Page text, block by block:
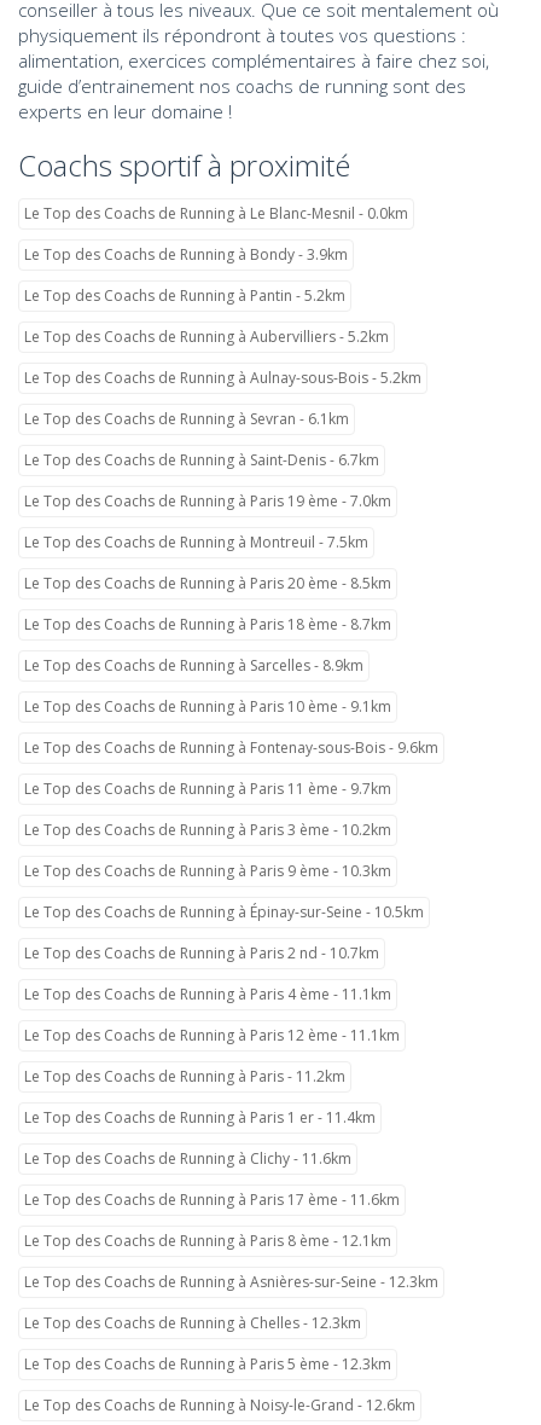
conseiller à tous les niveaux. Que ce soit mentalement où
physiquement ils répondront à toutes vos questions :
alimentation, exercices complémentaires à faire chez soi,
guide d’entrainement nos coachs de running sont des
experts en leur domaine !
Coachs sportif à proximité
Le Top des Coachs de Running à Le Blanc-Mesnil - 0.0km
Le Top des Coachs de Running à Bondy - 3.9km
Le Top des Coachs de Running à Pantin - 5.2km
Le Top des Coachs de Running à Aubervilliers - 5.2km
Le Top des Coachs de Running à Aulnay-sous-Bois - 5.2km
Le Top des Coachs de Running à Sevran - 6.1km
Le Top des Coachs de Running à Saint-Denis - 6.7km
Le Top des Coachs de Running à Paris 19 ème - 7.0km
Le Top des Coachs de Running à Montreuil - 7.5km
Le Top des Coachs de Running à Paris 20 ème - 8.5km
Le Top des Coachs de Running à Paris 18 ème - 8.7km
Le Top des Coachs de Running à Sarcelles - 8.9km
Le Top des Coachs de Running à Paris 10 ème - 9.1km
Le Top des Coachs de Running à Fontenay-sous-Bois - 9.6km
Le Top des Coachs de Running à Paris 11 ème - 9.7km
Le Top des Coachs de Running à Paris 3 ème - 10.2km
Le Top des Coachs de Running à Paris 9 ème - 10.3km
Le Top des Coachs de Running à Épinay-sur-Seine - 10.5km
Le Top des Coachs de Running à Paris 2 nd - 10.7km
Le Top des Coachs de Running à Paris 4 ème - 11.1km
Le Top des Coachs de Running à Paris 12 ème - 11.1km
Le Top des Coachs de Running à Paris - 11.2km
Le Top des Coachs de Running à Paris 1 er - 11.4km
Le Top des Coachs de Running à Clichy - 11.6km
Le Top des Coachs de Running à Paris 17 ème - 11.6km
Le Top des Coachs de Running à Paris 8 ème - 12.1km
Le Top des Coachs de Running à Asnières-sur-Seine - 12.3km
Le Top des Coachs de Running à Chelles - 12.3km
Le Top des Coachs de Running à Paris 5 ème - 12.3km
Le Top des Coachs de Running à Noisy-le-Grand - 12.6km